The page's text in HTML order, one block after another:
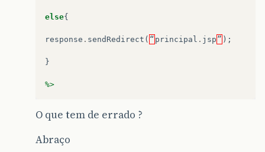
else{
response . sendRedirect ( “ principal . jsp ” );
}
%>
O que tem de errado ?
Abraço